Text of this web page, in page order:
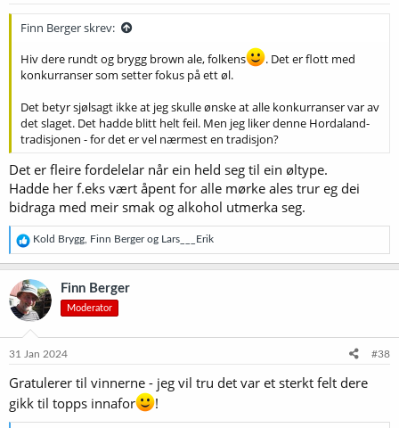
Finn Berger skrev:
Hiv dere rundt og brygg brown ale, folkens
. Det er flott med
konkurranser som setter fokus på ett øl.
Det betyr sjølsagt ikke at jeg skulle ønske at alle konkurranser var av
det slaget. Det hadde blitt helt feil. Men jeg liker denne Hordaland-
tradisjonen - for det er vel nærmest en tradisjon?
Det er fleire fordelelar når ein held seg til ein øltype.
Hadde her f.eks vært åpent for alle mørke ales trur eg dei
bidraga med meir smak og alkohol utmerka seg.
R
e
a
k
s
j
o
e
:
Kold Brygg Finn Bergerog Lars___Erik
Finn Berger
Moderator
31 Jan 2024 #38
Gratulerer til vinnerne - jeg vil tru det var et sterkt felt dere
gikk til topps innafor
!